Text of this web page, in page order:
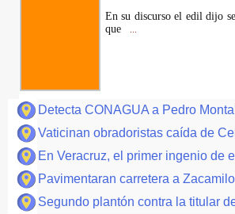
En su discurso el edil dijo
que
Detecta CONAGUA a Pedro
Vaticinan obradoristas caída de
En Veracruz, el primer ingenio de
Pavimentaran carretera a
Segundo plantón contra la titular